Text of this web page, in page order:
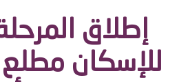
إطلاق المرحلة